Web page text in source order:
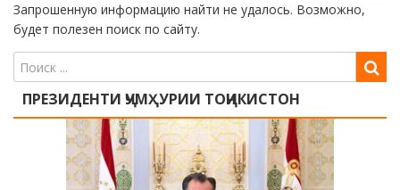
Запрошенную информацию найти не удалось. Возможно,
будет полезен поиск по сайту.
ПРЕЗИДЕНТИ ҶУМҲУРИИ ТОҶИКИСТОН